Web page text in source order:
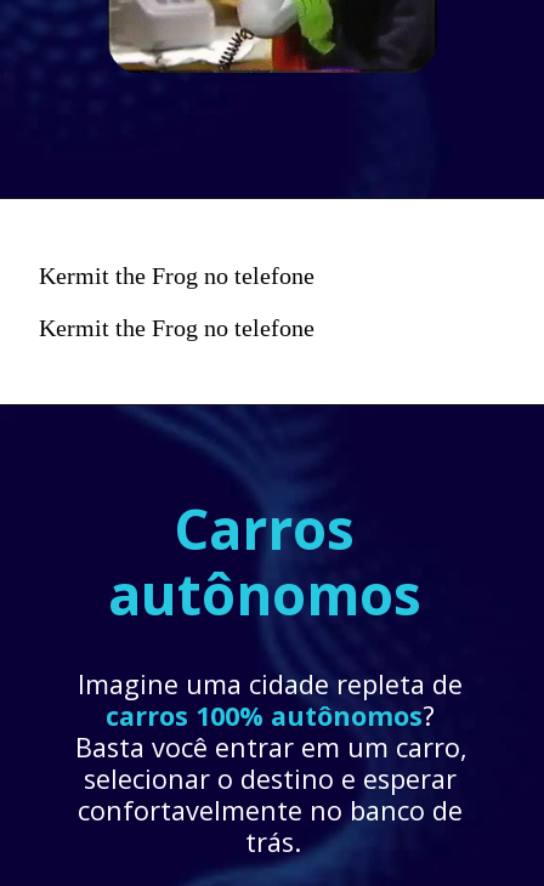
Kermit the Frog no telefone
Kermit the Frog no telefone
Carros
autônomos
carros 100% autônomos?
Basta você entrar em um carro,
selecionar o destino e esperar
confortavelmente no banco de
trás.